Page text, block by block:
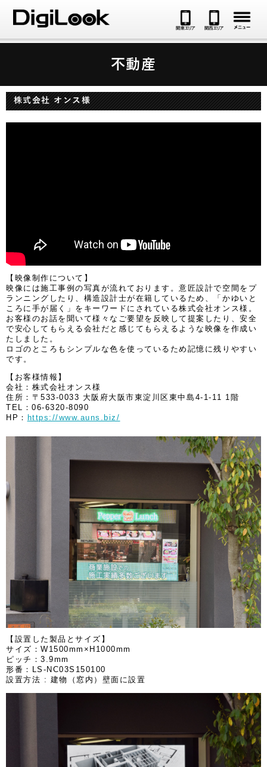
不動産
株式会社 オンス様
【映像制作について】
映像には施工事例の写真が流れております。意匠設計で空間をプ
ランニングしたり、構造設計士が在籍しているため、「かゆいと
ころに手が届く」をキーワードにされている株式会社オンス様。
お客様のお話を聞いて様々なご要望を反映して提案したり、安全
で安心してもらえる会社だと感じてもらえるような映像を作成い
たしました。
ロゴのところもシンプルな色を使っているため記憶に残りやすい
です。
【お客様情報】
会社：株式会社オンス様
住所：〒533-0033 大阪府大阪市東淀川区東中島4-1-11 1階
TEL：06-6320-8090
HP： https://www.auns.biz/
【設置した製品とサイズ】
サイズ：W1500mm×H1000mm
ピッチ：3.9mm
形番：LS-NC03S150100
設置方法 : 建物（窓内）壁面に設置